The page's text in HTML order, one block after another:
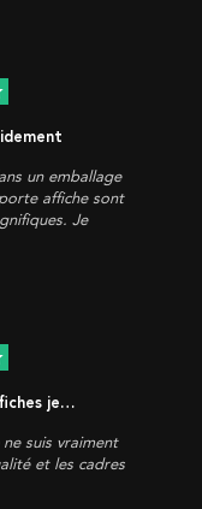
un emballage
affiche sont
Je
je…
suis vraiment
et les cadres